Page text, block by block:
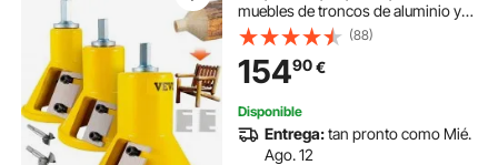
muebles de troncos de aluminio y
acero de primera calidad, con
cuchillas rectas dobles y tornillos
de botón, kit maestro par
(88)
15490€
Disponible
Entrega:tan pronto como Mié.
Ago. 12